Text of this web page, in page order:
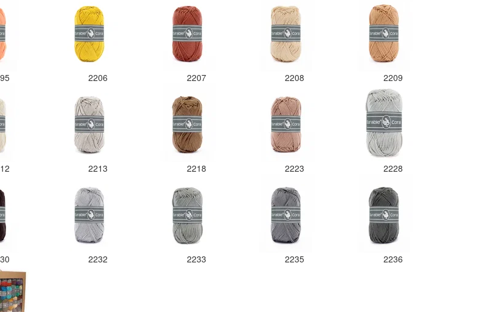
2206 2207 2208 2209
2213 2218 2223 2228
2232 2233 2235 2236